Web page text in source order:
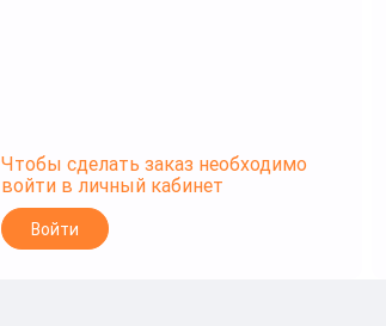
Чтобы сделать заказ необходимо
войти в личный кабинет
Войти